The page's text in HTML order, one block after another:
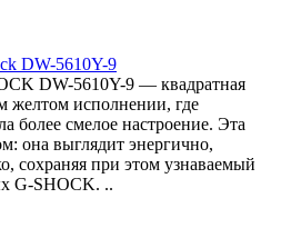
DW-5610Y-9
DW-5610Y-9 — квадратная
желтом исполнении, где
более смелое настроение. Эта
она выглядит энергично,
сохраняя при этом узнаваемый
G-SHOCK. ..